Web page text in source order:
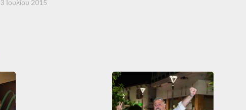
3 Ιουλίου 2015